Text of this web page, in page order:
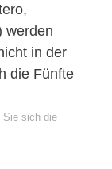
werden
in der
die Fünfte
Sie sich die